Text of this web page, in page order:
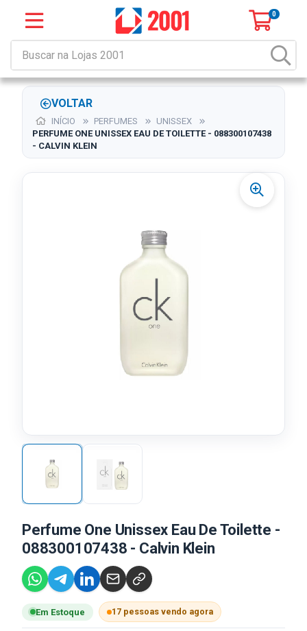
0
VOLTAR
INÍCIO PERFUMES
UNISSEX
PERFUME ONE UNISSEX EAU DE TOILETTE - 088300107438
- CALVIN KLEIN
Perfume One Unissex Eau De Toilette -
088300107438 - Calvin Klein
Em Estoque 17 pessoas vendo agora